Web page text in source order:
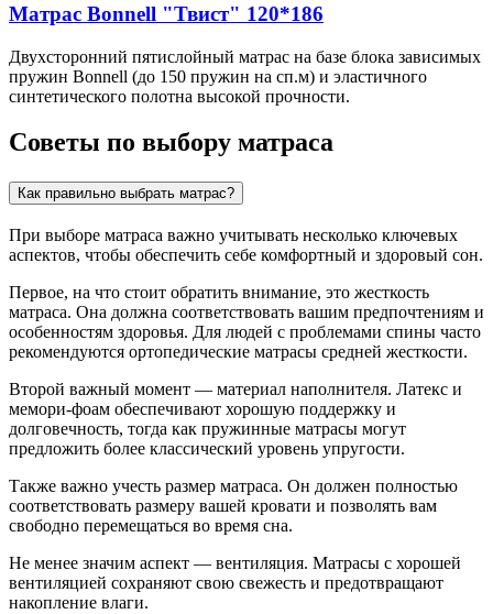
Матрас Bonnell "Твист" 120*186
Двухсторонний пятислойный матрас на базе блока зависимых
пружин Bonnell (до 150 пружин на сп.м) и эластичного
синтетического полотна высокой прочности.
Советы по выбору матраса
Как правильно выбрать матрас?
При выборе матраса важно учитывать несколько ключевых
аспектов, чтобы обеспечить себе комфортный и здоровый сон.
Первое, на что стоит обратить внимание, это жесткость
матраса. Она должна соответствовать вашим предпочтениям и
особенностям здоровья. Для людей с проблемами спины часто
рекомендуются ортопедические матрасы средней жесткости.
Второй важный момент — материал наполнителя. Латекс и
мемори-фоам обеспечивают хорошую поддержку и
долговечность, тогда как пружинные матрасы могут
предложить более классический уровень упругости.
Также важно учесть размер матраса. Он должен полностью
соответствовать размеру вашей кровати и позволять вам
свободно перемещаться во время сна.
Не менее значим аспект — вентиляция. Матрасы с хорошей
вентиляцией сохраняют свою свежесть и предотвращают
накопление влаги.